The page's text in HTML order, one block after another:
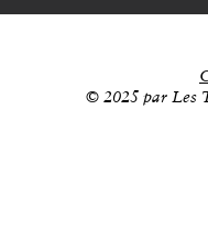
© 2025 par Les